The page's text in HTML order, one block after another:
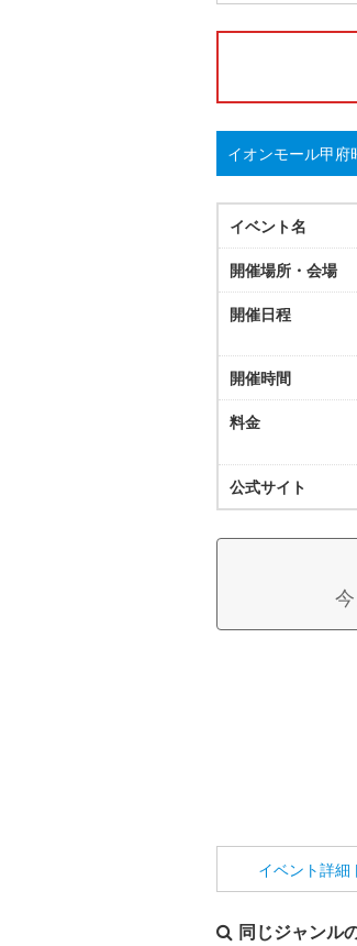
イオンモール甲
イベント名
開催場所・会場
開催日程
開催時間
料金
公式サイト
イベント詳細
同じジャンル